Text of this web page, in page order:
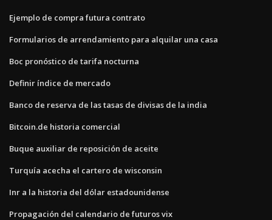
Ejemplo de compra futura contrato
Formularios de arrendamiento para alquilar una casa
Boc pronóstico de tarifa nocturna
Definir índice de mercado
Banco de reserva de las tasas de divisas de la india
Bitcoin.de historia comercial
Buque auxiliar de reposición de aceite
Turquía acecha el cartero de wisconsin
Inr a la historia del dólar estadounidense
Propagación del calendario de futuros vix